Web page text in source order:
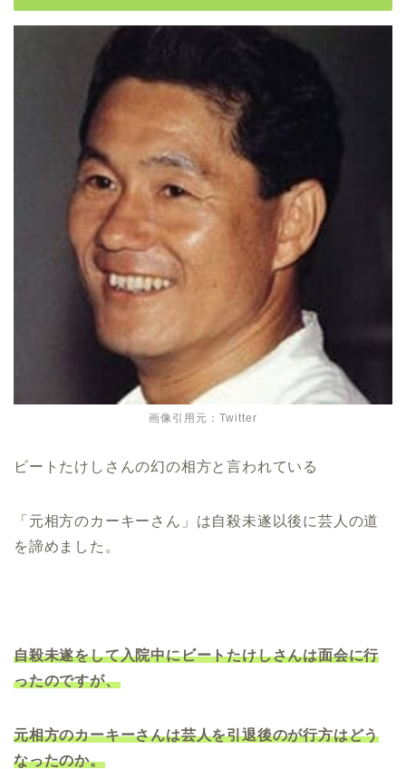
画像引用元：Twitter
ビートたけしさんの幻の相方と言われている
「元相方のカーキーさん」は自殺未遂以後に芸人の道
を諦めました。
自殺未遂をして入院中にビートたけしさんは面会に行
ったのですが、
元相方のカーキーさんは芸人を引退後のが行方はどう
なったのか。